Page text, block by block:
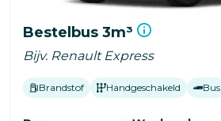
Bestelbus 3m³
Bijv. Renault Express
Brandstof Handgeschakeld Bus